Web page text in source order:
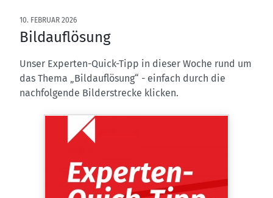
10. FEBRUAR 2026
Bildauflösung
Unser Experten-Quick-Tipp in dieser Woche rund um
das Thema „Bildauflösung“ - einfach durch die
nachfolgende Bilderstrecke klicken.